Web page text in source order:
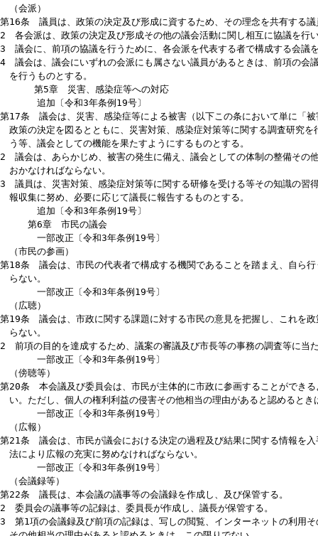
ることができる。
2 議会は、その公正性及び透明性の確保並びに自律性の向上に資する
くことができる。
一部改正〔平成23年条例60号〕
第4章 議員の活動及び会派
（議員の活動）
第15条 議員は、次に掲げる原則に従い活動するものとする。
(1) 市民の意見と市政に関する課題を的確に把握し、政策の決定
(2) 市民を代表する機関を構成する者として、市民福祉の向上と
(3) 市の政策の効果を適切に評価し、その公表に努めること。
(4) 議会における政策の決定の過程等について、市民に説明する
（会派）
第16条 議員は、政策の決定及び形成に資するため、その理念を共有
2 各会派は、政策の決定及び形成その他の議会活動に関し相互に協
3 議会に、前項の協議を行うために、各会派を代表する者で構成する
4 議会は、議会にいずれの会派にも属さない議員があるときは、前
を行うものとする。
第5章 災害、感染症等への対応
追加〔令和3年条例19号〕
第17条 議会は、災害、感染症等による被害（以下この条において単
政策の決定を図るとともに、災害対策、感染症対策等に関する調
う等、議会としての機能を果たすようにするものとする。
2 議会は、あらかじめ、被害の発生に備え、議会としての体制の整備
おかなければならない。
3 議員は、災害対策、感染症対策等に関する研修を受ける等その知
報収集に努め、必要に応じて議長に報告するものとする。
追加〔令和3年条例19号〕
第6章 市民の議会
一部改正〔令和3年条例19号〕
（市民の参画）
第18条 議会は、市民の代表者で構成する機関であることを踏まえ、
らない。
一部改正〔令和3年条例19号〕
（広聴）
第19条 議会は、市政に関する課題に対する市民の意見を把握し、こ
らない。
2 前項の目的を達成するため、議案の審議及び市長等の事務の調査